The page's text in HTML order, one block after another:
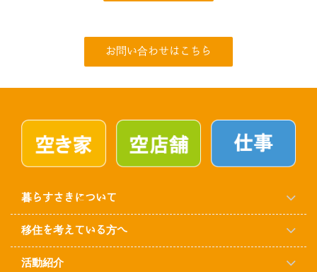
お問い合わせはこちら
暮らすさきについて
移住を考えている方へ
活動紹介